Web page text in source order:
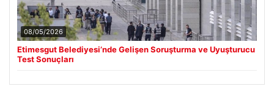
08/05/2026
Etimesgut Belediyesi’nde Gelişen Soruşturma ve Uyuşturucu
Test Sonuçları